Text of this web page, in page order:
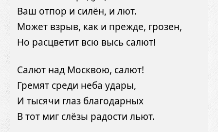
Ваш отпор и силён, и лют.
Может взрыв, как и прежде, грозен,
Но расцветит всю высь салют!
Салют над Москвою, салют!
Гремят среди неба удары,
И тысячи глаз благодарных
В тот миг слёзы радости льют.